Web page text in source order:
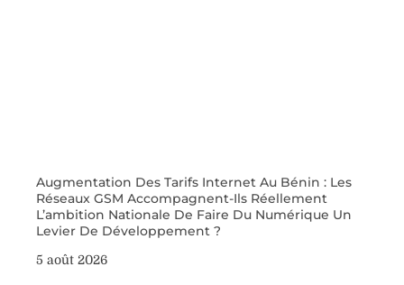
Augmentation Des Tarifs Internet Au Bénin : Les
Réseaux GSM Accompagnent-Ils Réellement
L’ambition Nationale De Faire Du Numérique Un
Levier De Développement ?
5 août 2026